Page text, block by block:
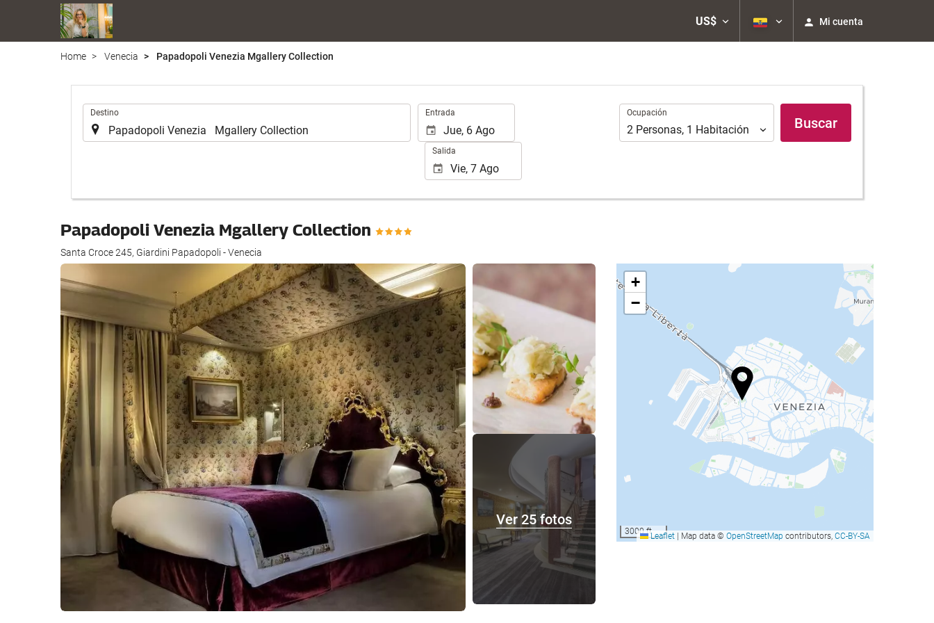
US$ Mi cuenta
Home Venecia Papadopoli Venezia Mgallery Collection
Destino Entrada
Salida
Ocupación
Ocupación
2 Personas, 1 Habitación Buscar
Papadopoli Venezia Mgallery Collection
Santa Croce 245, Giardini Papadopoli - Venecia
Ver 25 fotos
+
−
3000 ftLeaflet Map data © OpenStreetMap contributors, CC-BY-SA